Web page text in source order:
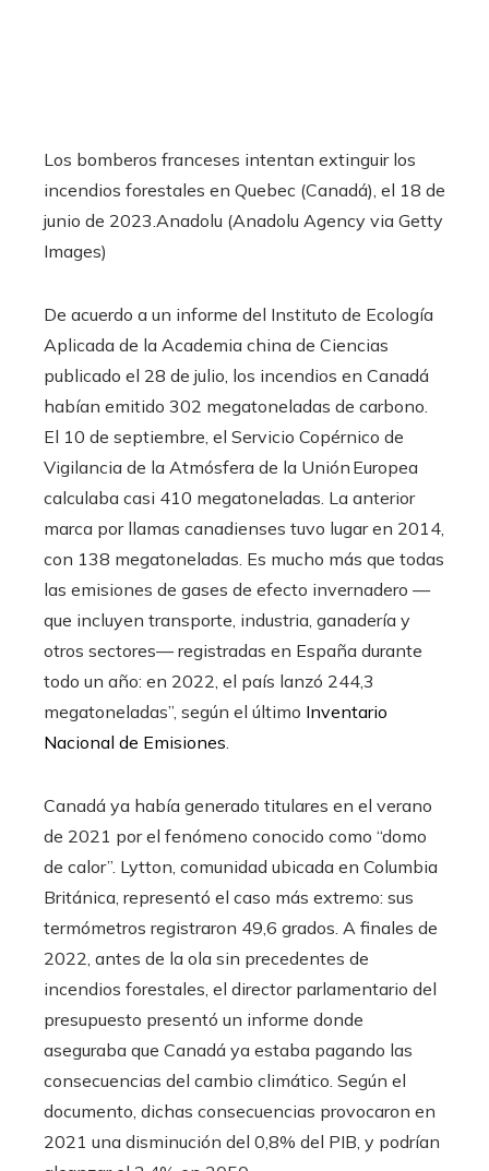
Los bomberos franceses intentan extinguir los
incendios forestales en Quebec (Canadá), el 18 de
junio de 2023. Anadolu (Anadolu Agency via Getty
Images)
De acuerdo a un informe del Instituto de Ecología
Aplicada de la Academia china de Ciencias
publicado el 28 de julio, los incendios en Canadá
habían emitido 302 megatoneladas de carbono.
El 10 de septiembre, el Servicio Copérnico de
Vigilancia de la Atmósfera de la Unión Europea
calculaba casi 410 megatoneladas. La anterior
marca por llamas canadienses tuvo lugar en 2014,
con 138 megatoneladas. Es mucho más que todas
las emisiones de gases de efecto invernadero —
que incluyen transporte, industria, ganadería y
otros sectores— registradas en España durante
todo un año: en 2022, el país lanzó 244,3
megatoneladas”, según el último Inventario
Nacional de Emisiones
Canadá ya había generado titulares en el verano
de 2021 por el fenómeno conocido como “domo
de calor”. Lytton, comunidad ubicada en Columbia
Británica, representó el caso más extremo: sus
termómetros registraron 49,6 grados. A finales de
2022, antes de la ola sin precedentes de
incendios forestales, el director parlamentario del
presupuesto presentó un informe donde
aseguraba que Canadá ya estaba pagando las
consecuencias del cambio climático. Según el
documento, dichas consecuencias provocaron en
2021 una disminución del 0,8% del PIB, y podrían